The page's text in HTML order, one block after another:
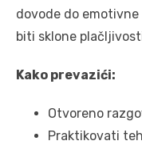
dovode do
biti sklone
Kako prevazići:
Otvoreno
Praktikovati